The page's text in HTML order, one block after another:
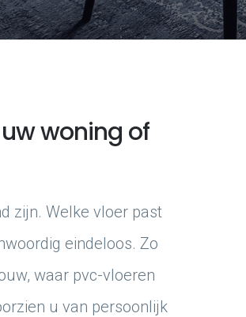
woning of
zijn. Welke vloer past
eindeloos. Zo
waar pvc-vloeren
u van persoonlijk